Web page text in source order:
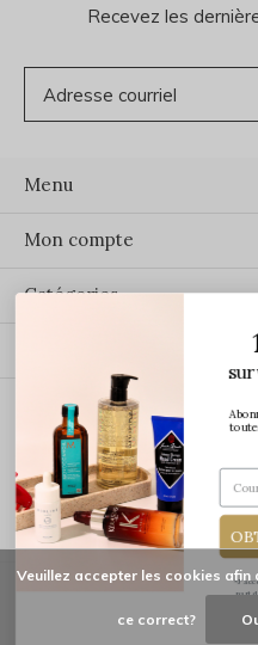
Recevez les
Menu
Mon compte
Catégories
ÉCRIVEZ-NOUS
Veuillez accepter les cookies afin
ce correct?
sur
part